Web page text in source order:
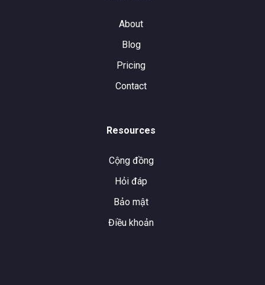
About
Blog
Pricing
Contact
Resources
Cộng đồng
Hỏi đáp
Bảo mật
Điều khoản